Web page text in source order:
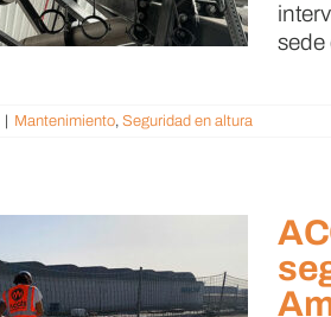
sede
Mantenimiento, Seguridad en altura